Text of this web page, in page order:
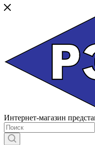
Интернет-магазин